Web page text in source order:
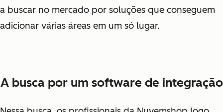
a buscar no mercado por soluções que conseguem
adicionar várias áreas em um só lugar.
A busca por um software de integração